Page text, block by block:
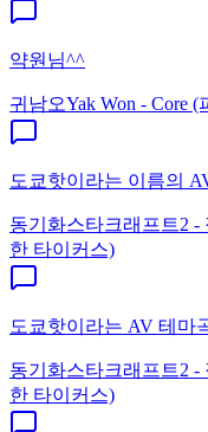
약원님^^
귀남오Yak Won - Core
도쿄핫이라는 이름의
동기화스타크래프트2 -
한 타이커스)
도쿄핫이라는 AV 테마
동기화스타크래프트2 -
한 타이커스)